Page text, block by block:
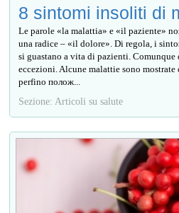
8 sintomi insoliti di
Le parole «la malattia» e «il paziente»
una radice – «il dolore». Di regola, i
si guastano a vita di pazienti. Comunque
eccezioni. Alcune malattie sono mostrate
perfino полож...
Sezione: Articoli su salute